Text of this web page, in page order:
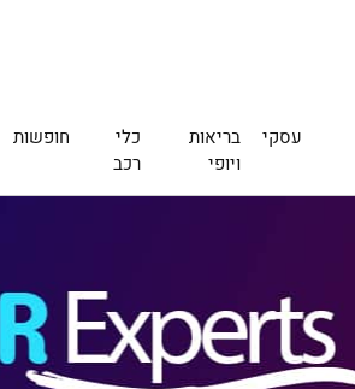
עסקי
בריאות
ויופי
כלי
רכב
חופשות